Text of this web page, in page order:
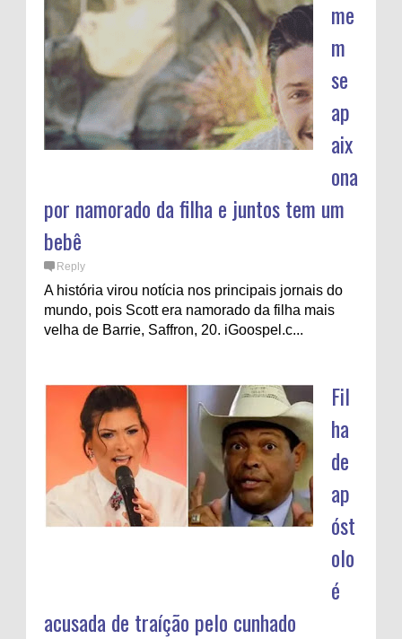
me
m
se
ap
aix
ona
por namorado da filha e juntos tem um
bebê
Reply
A história virou notícia nos principais jornais do
mundo, pois Scott era namorado da filha mais
velha de Barrie, Saffron, 20. iGoospel.c...
Fil
ha
de
ap
óst
olo
é
acusada de traíção pelo cunhado